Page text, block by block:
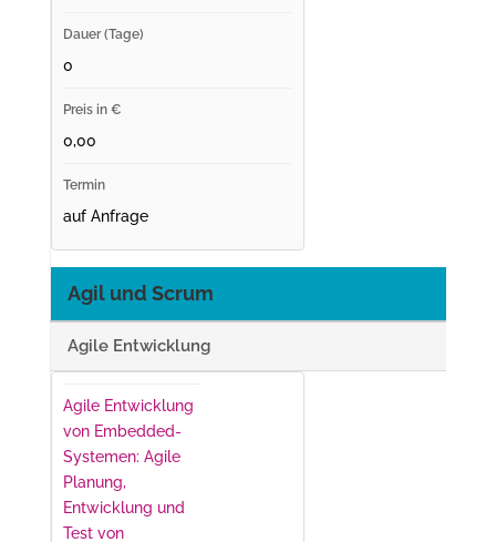
0
0,00
auf Anfrage
Agil und Scrum
Agile Entwicklung
Agile Entwicklung
von Embedded-
Systemen: Agile
Planung,
Entwicklung und
Test von